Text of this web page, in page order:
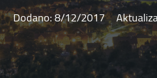
Dodano:8/12/2017